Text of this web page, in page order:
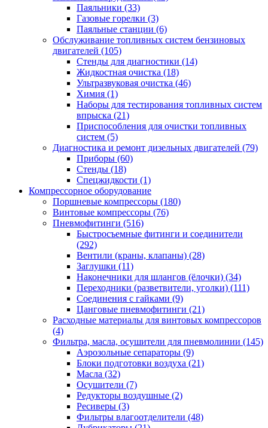
Паяльники (33)
Газовые горелки (3)
Паяльные станции (6)
Обслуживание топливных систем бензиновых
двигателей (105)
Стенды для диагностики (14)
Жидкостная очистка (18)
Ультразвуковая очистка (46)
Химия (1)
Наборы для тестирования топливных систем
впрыска (21)
Приспособления для очистки топливных
систем (5)
Диагностика и ремонт дизельных двигателей (79)
Приборы (60)
Стенды (18)
Спецжидкости (1)
Компрессорное оборудование
Поршневые компрессоры (180)
Винтовые компрессоры (76)
Пневмофитинги (516)
Быстросъемные фитинги и соединители
(292)
Вентили (краны, клапаны) (28)
Заглушки (11)
Наконечники для шлангов (ёлочки) (34)
Переходники (разветвители, уголки) (111)
Соединения с гайками (9)
Цанговые пневмофитинги (21)
Расходные материалы для винтовых компрессоров
(4)
Фильтра, масла, осушители для пневмолинии (145)
Аэрозольные сепараторы (9)
Блоки подготовки воздуха (21)
Масла (32)
Осушители (7)
Редукторы воздушные (2)
Ресиверы (3)
Фильтры влагоотделители (48)